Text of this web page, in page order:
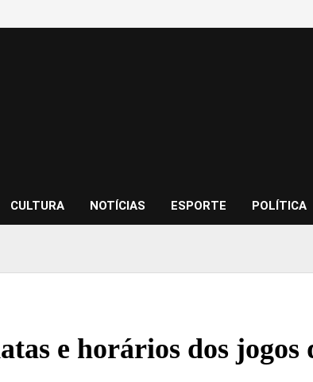
CULTURA NOTÍCIAS ESPORTE POLÍTICA
e horários dos